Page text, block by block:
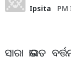
Ipsita
PM
ସାରା ଭାରତ